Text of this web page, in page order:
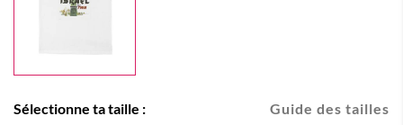
Guide des tailles
Sélectionne ta taille :